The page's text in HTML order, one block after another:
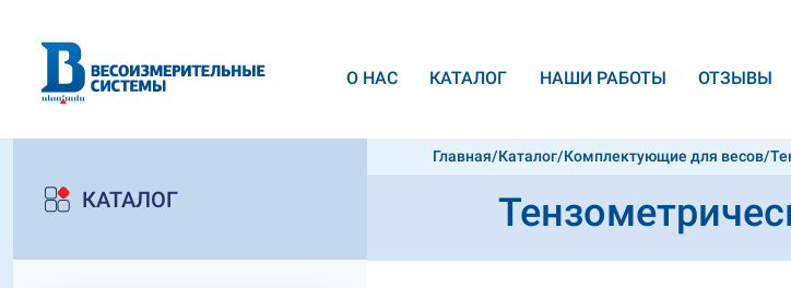
О НАС КАТАЛОГ НАШИ РАБОТЫ ОТЗЫВЫ
КАТАЛОГ
Главная/Каталог/Комплектующие для весов/